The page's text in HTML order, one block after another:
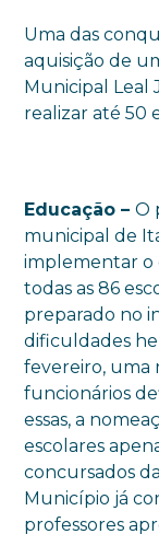
Uma das
aquisição de
Municipal Leal
realizar até 50
Educação –O
municipal de
implementar o
todas as 86
preparado no
dificuldades
fevereiro, uma
funcionários
essas, a
escolares
concursados
Município já
professores